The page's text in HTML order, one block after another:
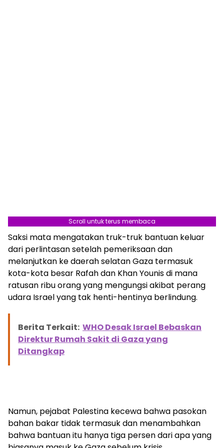
Scroll untuk terus membaca
Saksi mata mengatakan truk-truk bantuan keluar
dari perlintasan setelah pemeriksaan dan
melanjutkan ke daerah selatan Gaza termasuk
kota-kota besar Rafah dan Khan Younis di mana
ratusan ribu orang yang mengungsi akibat perang
udara Israel yang tak henti-hentinya berlindung.
Berita Terkait: WHO Desak Israel Bebaskan
Direktur Rumah Sakit di Gaza yang
Ditangkap
Namun, pejabat Palestina kecewa bahwa pasokan
bahan bakar tidak termasuk dan menambahkan
bahwa bantuan itu hanya tiga persen dari apa yang